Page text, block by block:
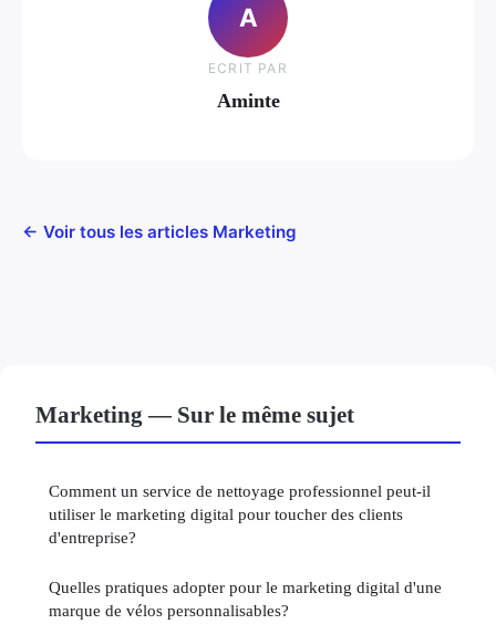
A
ECRIT PAR
Aminte
← Voir tous les articles Marketing
Marketing — Sur le même sujet
Comment un service de nettoyage professionnel peut-il
utiliser le marketing digital pour toucher des clients
d'entreprise?
Quelles pratiques adopter pour le marketing digital d'une
marque de vélos personnalisables?